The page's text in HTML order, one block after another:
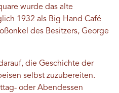
wurde das alte
1932 als Big Hand Café
des Besitzers, George
die Geschichte der
selbst zuzubereiten.
oder Abendessen